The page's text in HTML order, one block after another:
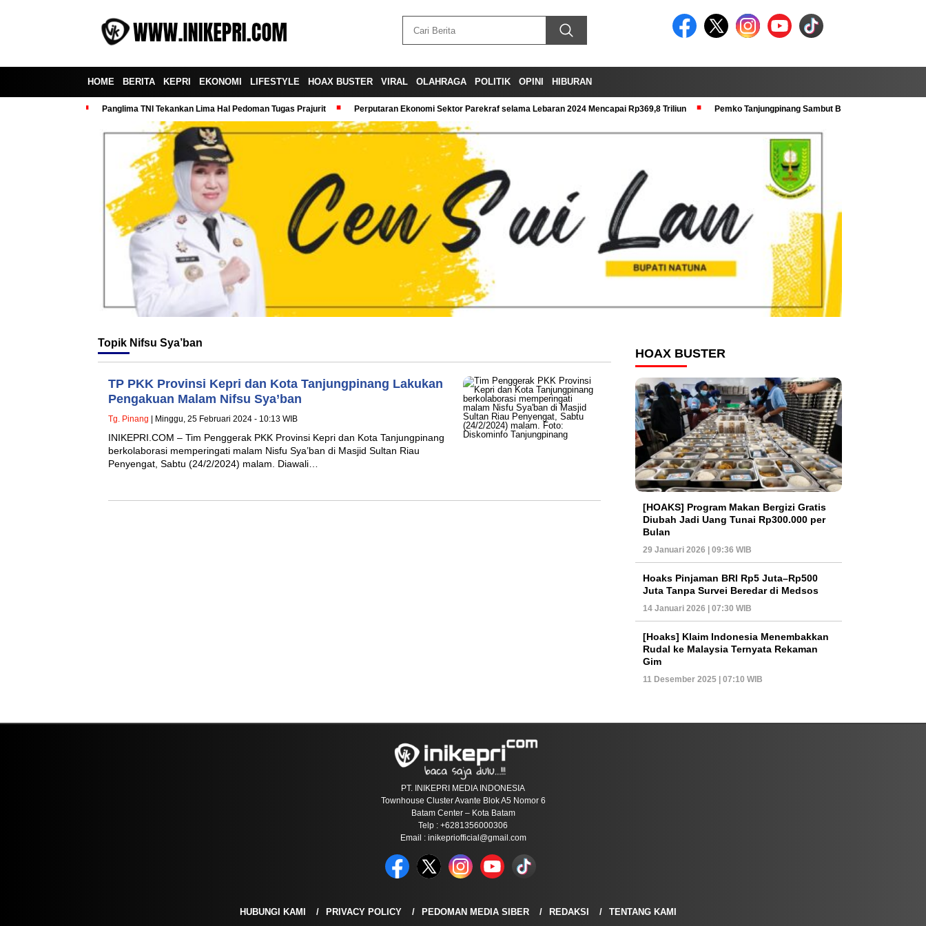
HOME BERITA KEPRI EKONOMI LIFESTYLE HOAX BUSTER VIRAL OLAHRAGA POLITIK OPINI HIBURAN
Panglima TNI Tekankan Lima Hal Pedoman Tugas Prajurit Perputaran Ekonomi Sektor Parekraf selama Lebaran 2024 Mencapai Rp369,8 Triliun Pemko Tanjungpinang Sambut Baik Pra Verval KRS
Topik Nifsu Sya’ban
TP PKK Provinsi Kepri dan Kota Tanjungpinang Lakukan
Pengakuan Malam Nifsu Sya’ban
Tg. Pinang | Minggu, 25 Februari 2024 - 10:13 WIB
INIKEPRI.COM – Tim Penggerak PKK Provinsi Kepri dan Kota Tanjungpinang
berkolaborasi memperingati malam Nisfu Sya’ban di Masjid Sultan Riau
Penyengat, Sabtu (24/2/2024) malam. Diawali…
HOAX BUSTER
[HOAKS] Program Makan Bergizi Gratis
Diubah Jadi Uang Tunai Rp300.000 per
Bulan
29 Januari 2026 | 09:36 WIB
Hoaks Pinjaman BRI Rp5 Juta–Rp500
Juta Tanpa Survei Beredar di Medsos
14 Januari 2026 | 07:30 WIB
[Hoaks] Klaim Indonesia Menembakkan
Rudal ke Malaysia Ternyata Rekaman
Gim
11 Desember 2025 | 07:10 WIB
PT. INIKEPRI MEDIA INDONESIA
Townhouse Cluster Avante Blok A5 Nomor 6
Batam Center – Kota Batam
Telp : +6281356000306
Email : inikepriofficial@gmail.com
HUBUNGI KAMI PRIVACY POLICY PEDOMAN MEDIA SIBER REDAKSI TENTANG KAMI